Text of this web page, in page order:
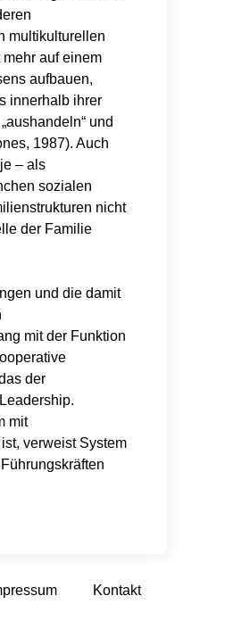
multikulturellen
auf einem
aufbauen,
innerhalb ihrer
und
1987). Auch
– als
sozialen
nicht
der Familie
und die damit
mit der Funktion
der
mit
verweist System
Kontakt